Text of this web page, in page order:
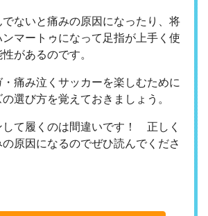
ないと痛みの原因になったり、将
マートゥになって足指が上手く使
があるのです。
痛み泣くサッカーを楽しむために
選び方を覚えておきましょう。
して履くのは間違いです！ 正しく
原因になるのでぜひ読んでくださ